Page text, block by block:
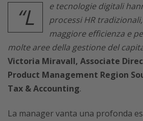
“L
e tecnologie digitali
processi HR
maggiore efficienza e
molte aree della gestione del
Victoria Miravall, Associate
Product Management Region
Tax & Accounting.
La manager vanta una profonda